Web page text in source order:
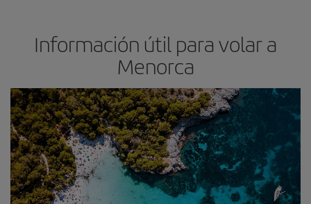
Información útil para volar a
Menorca